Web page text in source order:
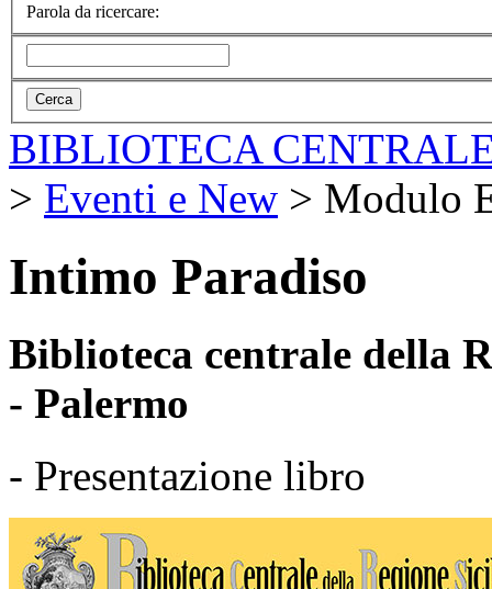
Parola da ricercare:
BIBLIOTECA
> Eventi e New > Modulo
Intimo Paradiso
Biblioteca centrale della
- Palermo
- Presentazione libro